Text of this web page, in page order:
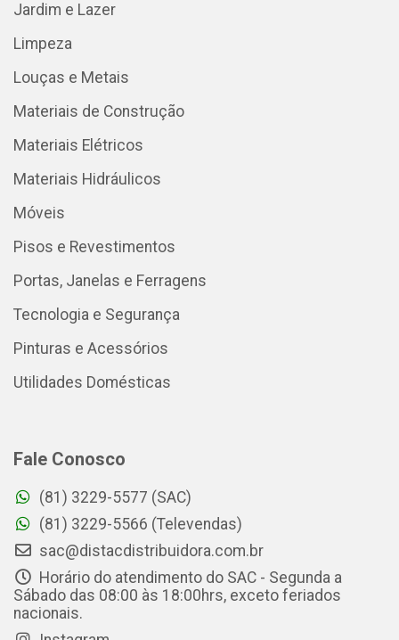
Jardim e Lazer
Limpeza
Louças e Metais
Materiais de Construção
Materiais Elétricos
Materiais Hidráulicos
Móveis
Pisos e Revestimentos
Portas, Janelas e Ferragens
Tecnologia e Segurança
Pinturas e Acessórios
Utilidades Domésticas
Fale Conosco
(81) 3229-5577 (SAC)
(81) 3229-5566 (Televendas)
sac@distacdistribuidora.com.br
Horário do atendimento do SAC - Segunda a
Sábado das 08:00 às 18:00hrs, exceto feriados
nacionais.